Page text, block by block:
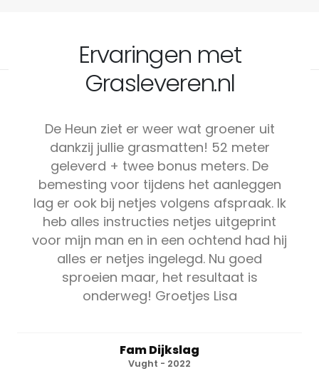
Ervaringen met
Grasleveren.nl
De Heun ziet er weer wat groener uit
dankzij jullie grasmatten! 52 meter
geleverd + twee bonus meters. De
bemesting voor tijdens het aanleggen
lag er ook bij netjes volgens afspraak. Ik
heb alles instructies netjes uitgeprint
voor mijn man en in een ochtend had hij
alles er netjes ingelegd. Nu goed
sproeien maar, het resultaat is
onderweg! Groetjes Lisa
Fam Dijkslag
Vught - 2022